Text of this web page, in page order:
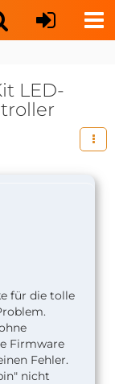
LED-
für die tolle
Firmware
Fehler.
nicht